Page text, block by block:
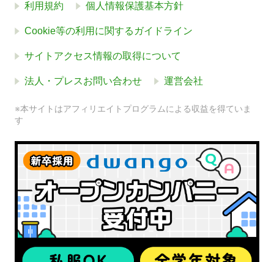
利用規約 個人情報保護基本方針
Cookie等の利用に関するガイドライン
サイトアクセス情報の取得について
法人・プレスお問い合わせ 運営会社
※本サイトはアフィリエイトプログラムによる収益を得ていま
す